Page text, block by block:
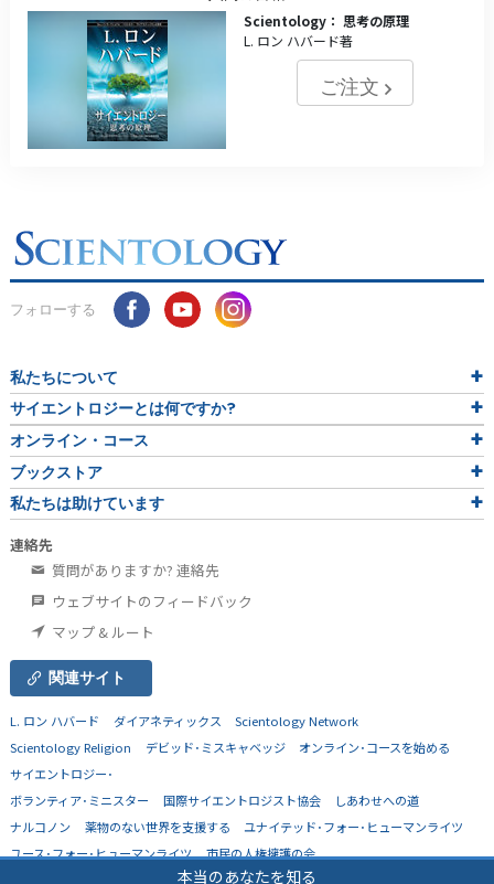
本当のあなたを知る
Scientology： 思考の原理
L. ロン ハバード著
ご注文
フォローする
私たちについて
サイエントロジーとは何ですか?
オンライン・コース
ブックストア
私たちは助けています
連絡先
質問がありますか? 連絡先
ウェブサイトのフィードバック
マップ & ルート
関連サイト
L. ロン ハバード ダイアネティックス
Scientology Network
Scientology Religion
デビッド･ミスキャベッジ
オンライン･コースを始める
サイエントロジー･
ボランティア･ミニスター
国際サイエントロジスト協会
しあわせへの道
ナルコノン
薬物のない世界を支援する
ユナイテッド･フォー･ヒューマンライツ
ユース･フォー･ヒューマンライツ
市民の人権擁護の会